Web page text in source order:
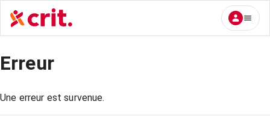
Erreur
Une erreur est survenue.